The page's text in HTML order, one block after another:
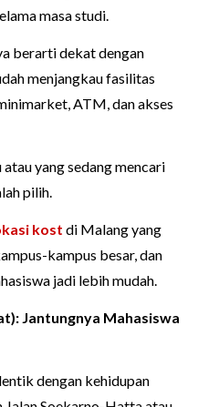
masa studi.
berarti dekat dengan
menjangkau fasilitas
ATM, dan akses
yang sedang mencari
pilih.
kost di Malang yang
kampus besar, dan
jadi lebih mudah.
Jantungnya Mahasiswa
dengan kehidupan